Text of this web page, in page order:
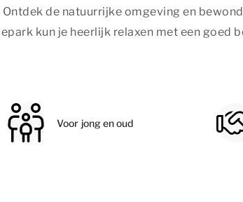
de natuurrijke omgeving en
kun je heerlijk relaxen met een goed
Voor jong en oud